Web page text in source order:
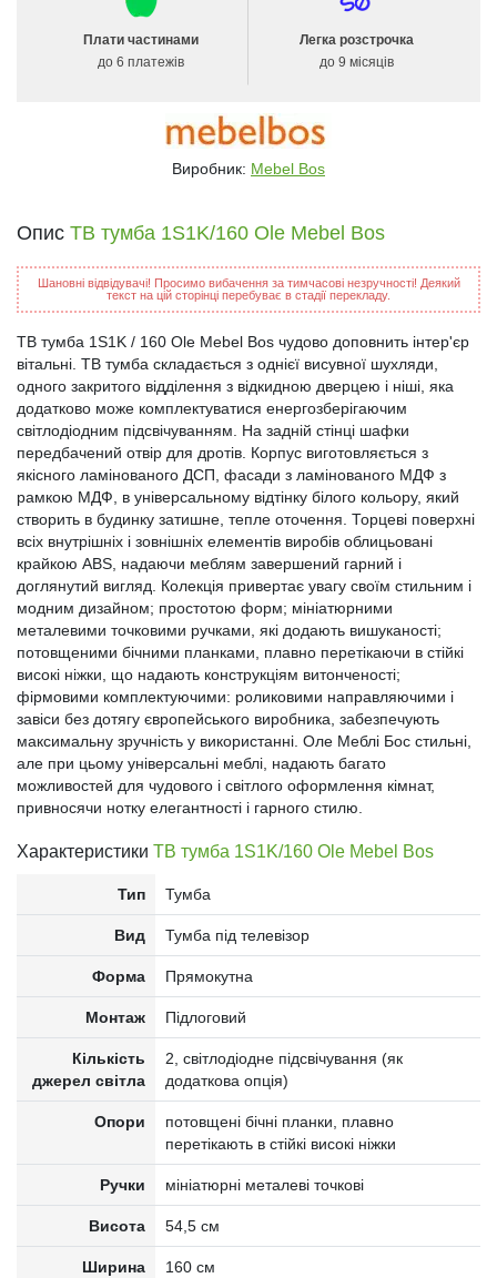
Плати частинами
до 6 платежів
Легка розстрочка
до 9 місяців
Виробник: Mebel Bos
Опис ТВ тумба 1S1K/160 Ole Mebel Bos
Шановні відвідувачі! Просимо вибачення за тимчасові незручності! Деякий
текст на цій сторінці перебуває в стадії перекладу.
ТВ тумба 1S1K / 160 Ole Mebel Bos чудово доповнить інтер'єр
вітальні. ТВ тумба складається з однієї висувної шухляди,
одного закритого відділення з відкидною дверцею і ніші, яка
додатково може комплектуватися енергозберігаючим
світлодіодним підсвічуванням. На задній стінці шафки
передбачений отвір для дротів. Корпус виготовляється з
якісного ламінованого ДСП, фасади з ламінованого МДФ з
рамкою МДФ, в універсальному відтінку білого кольору, який
створить в будинку затишне, тепле оточення. Торцеві поверхні
всіх внутрішніх і зовнішніх елементів виробів облицьовані
крайкою ABS, надаючи меблям завершений гарний і
доглянутий вигляд. Колекція привертає увагу своїм стильним і
модним дизайном; простотою форм; мініатюрними
металевими точковими ручками, які додають вишуканості;
потовщеними бічними планками, плавно перетікаючи в стійкі
високі ніжки, що надають конструкціям витонченості;
фірмовими комплектуючими: роликовими направляючими і
завіси без дотягу європейського виробника, забезпечують
максимальну зручність у використанні. Оле Меблі Бос стильні,
але при цьому універсальні меблі, надають багато
можливостей для чудового і світлого оформлення кімнат,
привносячи нотку елегантності і гарного стилю.
Характеристики ТВ тумба 1S1K/160 Ole Mebel Bos
Тип Тумба
Вид Тумба під телевізор
Форма Прямокутна
Монтаж Підлоговий
Кількість
джерел світла
2, світлодіодне підсвічування (як
додаткова опція)
Опори
потовщені бічні планки, плавно
перетікають в стійкі високі ніжки
Ручки мініатюрні металеві точкові
Висота 54,5 см
Ширина 160 см